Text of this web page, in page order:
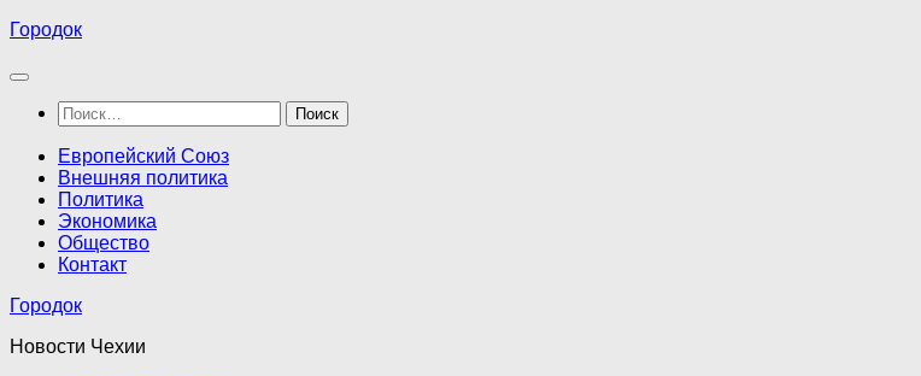
Перейти
содержимому
Городок
Найти:
Европейский Союз
Внешняя политика
Политика
Экономика
Общество
Контакт
Городок
Новости Чехии